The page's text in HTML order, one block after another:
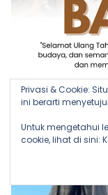
Privasi & Cookie:
ini berarti
Untuk mengetahui
cookie, lihat di sini: